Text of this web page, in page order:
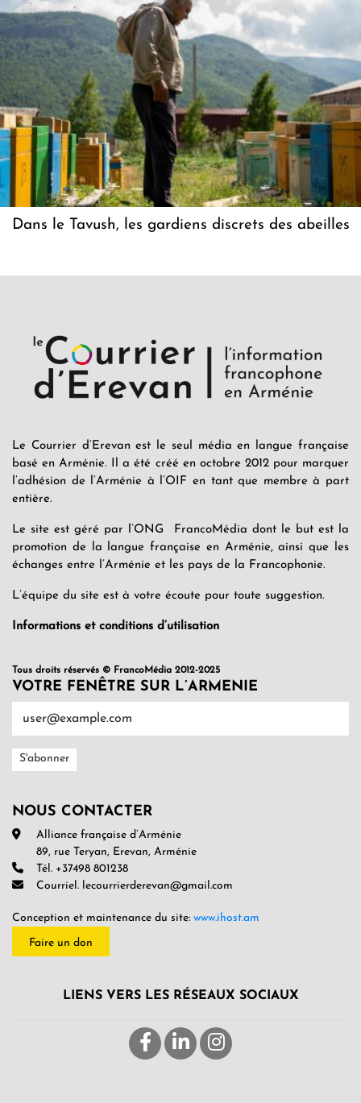
Dans le Tavush, les gardiens discrets des abeilles
Le Courrier d’Erevan est le seul média en langue française
basé en Arménie. Il a été créé en octobre 2012 pour marquer
l’adhésion de l’Arménie à l’OIF en tant que membre à part
entière.
Le site est géré par l’ONG FrancoMédia dont le but est la
promotion de la langue française en Arménie, ainsi que les
échanges entre l’Arménie et les pays de la Francophonie.
L’équipe du site est à votre écoute pour toute suggestion.
Informations et conditions d’utilisation
Tous droits réservés © FrancoMédia 2012-2025
VOTRE FENÊTRE SUR L’ARMENIE
NOUS CONTACTER
Alliance française d’Arménie
89, rue Teryan, Erevan, Arménie
Tél. +37498 801238
Courriel. lecourrierderevan@gmail.com
Conception et maintenance du site: www.ihost.am
Faire un don
LIENS VERS LES RÉSEAUX SOCIAUX